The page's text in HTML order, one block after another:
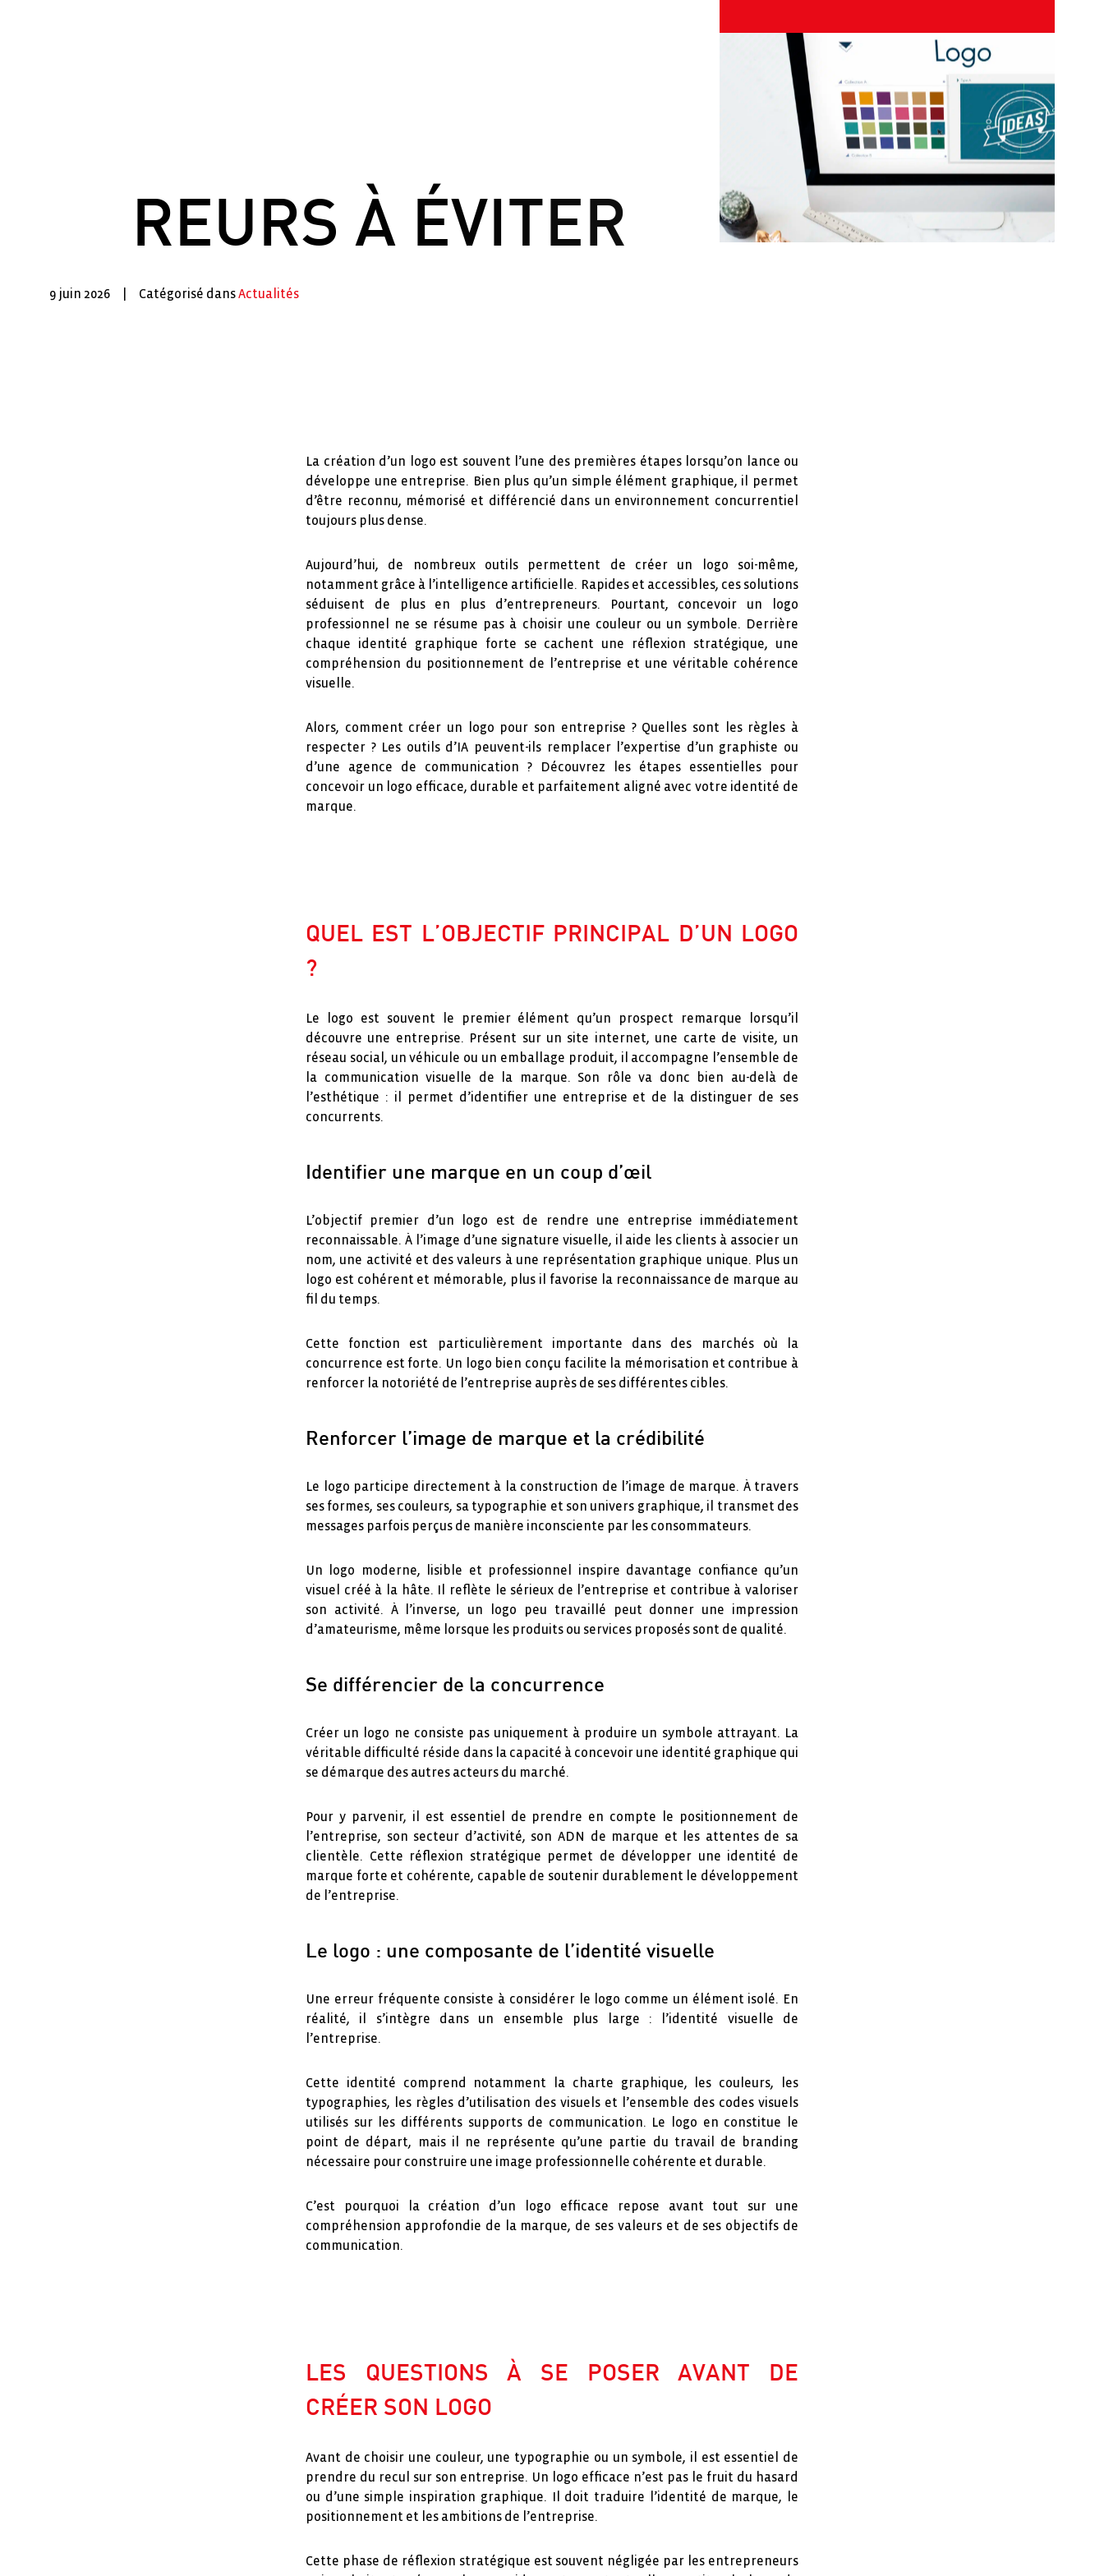
REURS À ÉVITER
9 juin 2026 Catégorisé dansActualités
réflexion sur les couleurs, la typographie et l'identité
visuelle de l'entreprise.
La création d’un logo est souvent l’une des premières étapes lorsqu’on lance ou
développe une entreprise. Bien plus qu’un simple élément graphique, il permet
d’être reconnu, mémorisé et différencié dans un environnement concurrentiel
toujours plus dense.
Aujourd’hui, de nombreux outils permettent de créer un logo soi-même,
notamment grâce à l’intelligence artificielle. Rapides et accessibles, ces solutions
séduisent de plus en plus d’entrepreneurs. Pourtant, concevoir un logo
professionnel ne se résume pas à choisir une couleur ou un symbole. Derrière
chaque identité graphique forte se cachent une réflexion stratégique, une
compréhension du positionnement de l’entreprise et une véritable cohérence
visuelle.
Alors, comment créer un logo pour son entreprise ? Quelles sont les règles à
respecter ? Les outils d’IA peuvent-ils remplacer l’expertise d’un graphiste ou
d’une agence de communication ? Découvrez les étapes essentielles pour
concevoir un logo efficace, durable et parfaitement aligné avec votre identité de
marque.
QUEL EST L’OBJECTIF PRINCIPAL D’UN LOGO
?
Le logo est souvent le premier élément qu’un prospect remarque lorsqu’il
découvre une entreprise. Présent sur un site internet, une carte de visite, un
réseau social, un véhicule ou un emballage produit, il accompagne l’ensemble de
la communication visuelle de la marque. Son rôle va donc bien au-delà de
l’esthétique : il permet d’identifier une entreprise et de la distinguer de ses
concurrents.
Identifier une marque en un coup d’œil
L’objectif premier d’un logo est de rendre une entreprise immédiatement
reconnaissable. À l’image d’une signature visuelle, il aide les clients à associer un
nom, une activité et des valeurs à une représentation graphique unique. Plus un
logo est cohérent et mémorable, plus il favorise la reconnaissance de marque au
fil du temps.
Cette fonction est particulièrement importante dans des marchés où la
concurrence est forte. Un logo bien conçu facilite la mémorisation et contribue à
renforcer la notoriété de l’entreprise auprès de ses différentes cibles.
Renforcer l’image de marque et la crédibilité
Le logo participe directement à la construction de l’image de marque. À travers
ses formes, ses couleurs, sa typographie et son univers graphique, il transmet des
messages parfois perçus de manière inconsciente par les consommateurs.
Un logo moderne, lisible et professionnel inspire davantage confiance qu’un
visuel créé à la hâte. Il reflète le sérieux de l’entreprise et contribue à valoriser
son activité. À l’inverse, un logo peu travaillé peut donner une impression
d’amateurisme, même lorsque les produits ou services proposés sont de qualité.
Se différencier de la concurrence
Créer un logo ne consiste pas uniquement à produire un symbole attrayant. La
véritable difficulté réside dans la capacité à concevoir une identité graphique qui
se démarque des autres acteurs du marché.
Pour y parvenir, il est essentiel de prendre en compte le positionnement de
l’entreprise, son secteur d’activité, son ADN de marque et les attentes de sa
clientèle. Cette réflexion stratégique permet de développer une identité de
marque forte et cohérente, capable de soutenir durablement le développement
de l’entreprise.
Le logo : une composante de l’identité visuelle
Une erreur fréquente consiste à considérer le logo comme un élément isolé. En
réalité, il s’intègre dans un ensemble plus large : l’identité visuelle de
l’entreprise.
Cette identité comprend notamment la charte graphique, les couleurs, les
typographies, les règles d’utilisation des visuels et l’ensemble des codes visuels
utilisés sur les différents supports de communication. Le logo en constitue le
point de départ, mais il ne représente qu’une partie du travail de branding
nécessaire pour construire une image professionnelle cohérente et durable.
C’est pourquoi la création d’un logo efficace repose avant tout sur une
compréhension approfondie de la marque, de ses valeurs et de ses objectifs de
communication.
LES QUESTIONS À SE POSER AVANT DE
CRÉER SON LOGO
Avant de choisir une couleur, une typographie ou un symbole, il est essentiel de
prendre du recul sur son entreprise. Un logo efficace n’est pas le fruit du hasard
ou d’une simple inspiration graphique. Il doit traduire l’identité de marque, le
positionnement et les ambitions de l’entreprise.
Cette phase de réflexion stratégique est souvent négligée par les entrepreneurs